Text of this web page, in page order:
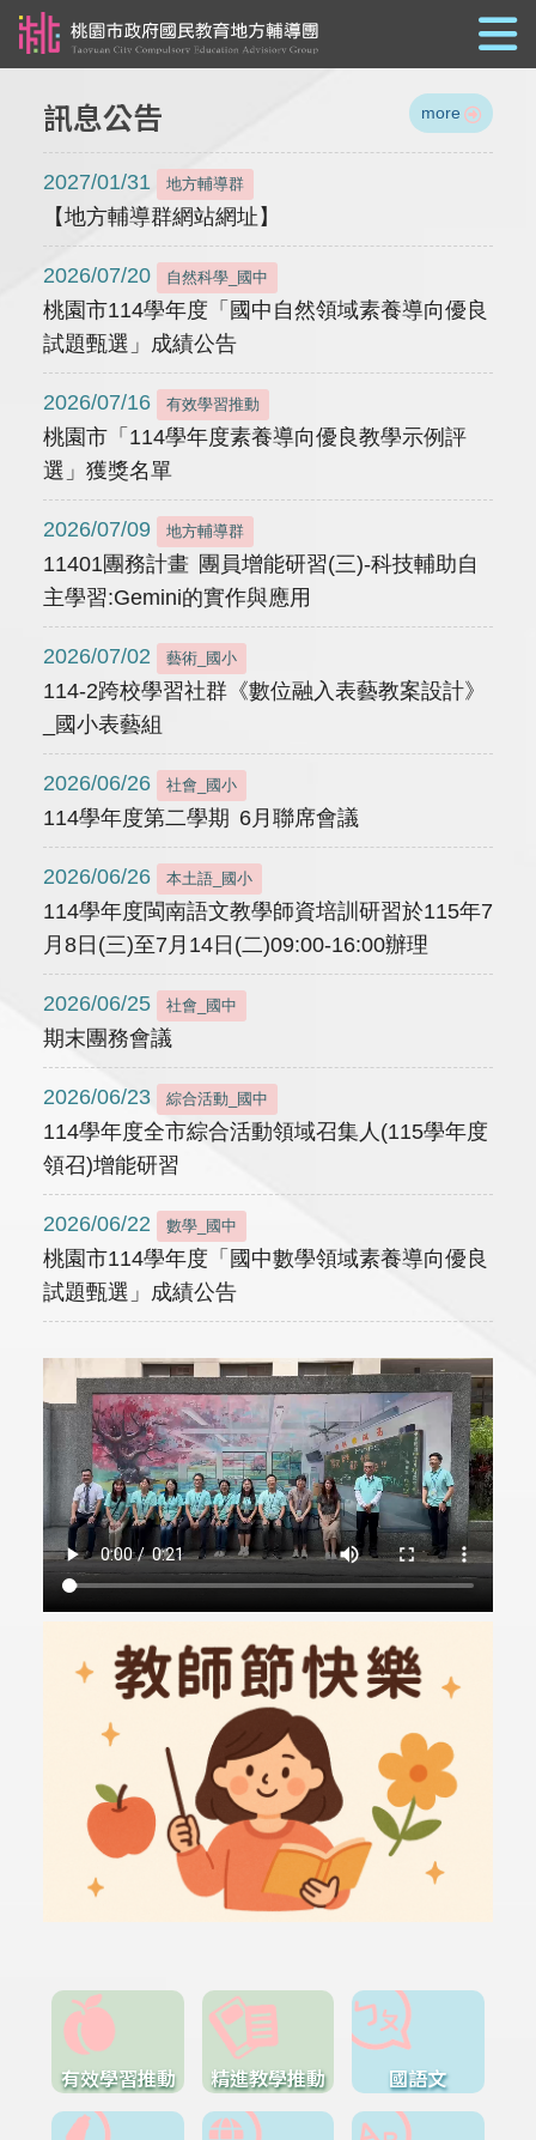
訊息公告 more
2027/01/31 地方輔導群
【地方輔導群網站網址】
2026/07/20 自然科學_國中
桃園市114學年度「國中自然領域素養導向優良
試題甄選」成績公告
2026/07/16 有效學習推動
桃園市「114學年度素養導向優良教學示例評
選」獲獎名單
2026/07/09 地方輔導群
11401團務計畫 團員增能研習(三)-科技輔助自
主學習:Gemini的實作與應用
2026/07/02 藝術_國小
114-2跨校學習社群《數位融入表藝教案設計》
_國小表藝組
2026/06/26 社會_國小
114學年度第二學期 6月聯席會議
2026/06/26 本土語_國小
114學年度閩南語文教學師資培訓研習於115年7
月8日(三)至7月14日(二)09:00-16:00辦理
2026/06/25 社會_國中
期末團務會議
2026/06/23 綜合活動_國中
114學年度全市綜合活動領域召集人(115學年度
領召)增能研習
2026/06/22 數學_國中
桃園市114學年度「國中數學領域素養導向優良
試題甄選」成績公告
有效學習推動 精進教學推動 國語文